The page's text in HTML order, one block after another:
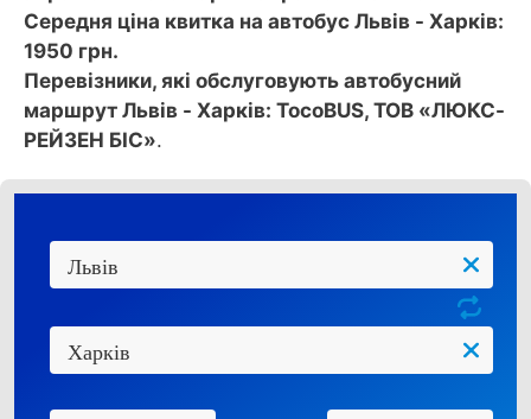
Середня ціна квитка на автобус Львів - Харків:
1950 грн.
Перевізники, які обслуговують автобусний
маршрут Львів - Харків: TocoBUS, ТОВ «ЛЮКС-
РЕЙЗЕН БІС».